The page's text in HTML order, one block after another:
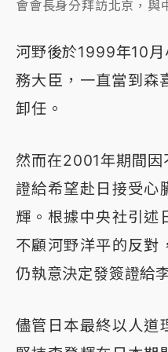
會會長身分拜訪北京，與
河野後於1999年10
務大臣，一直當到森
卸任。
然而在2001年期間
證給希望赴日接受心
輝。根據中央社引述
不顧河野洋平的反對
仍執意決定發簽證給
儘管日本最終以人道